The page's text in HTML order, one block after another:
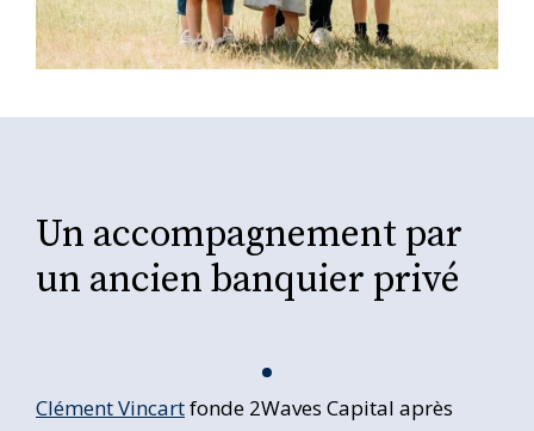
Un accompagnement par
un ancien banquier privé
Clément Vincartfonde 2Waves Capital après